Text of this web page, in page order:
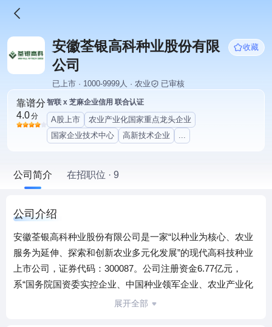
安徽荃银高科种业股份有限
公司
收藏
已上市 · 1000-9999人 · 农业 已审核
靠谱分
4.0分
智联 x 芝麻企业信用 联合认证
A股上市
农业产业化国家重点龙头企业
国家企业技术中心
高新技术企业 ...
公司简介 在招职位 · 9
公司介绍
安徽荃银高科种业股份有限公司是一家“以种业为核心、农业
服务为延伸、探索和创新农业多元化发展”的现代高科技种业
上市公司，证券代码：300087。公司注册资金6.77亿元，
系“国务院国资委实控企业、中国种业领军企业、农业产业化
国家重点龙头企业、国家高新技术企业、农业部首批农作物
展开全部